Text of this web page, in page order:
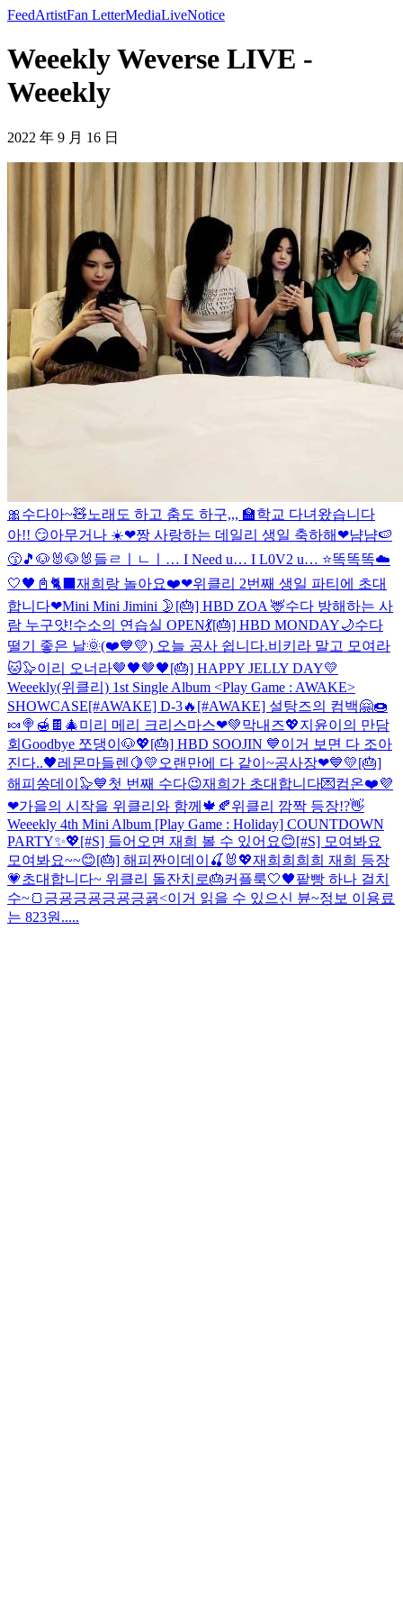
FeedArtistFan LetterMediaLiveNotice
Weeekly Weverse LIVE -
Weeekly
2022 年 9 月 16 日
🎀수다아~🧸노래도 하고 춤도 하구,,, 🏫학교 다녀왔습니다
아!! 😏아무거나 ☀️❤짱 사랑하는 데일리 생일 축하해❤냠냠🍉
😙🎵 🐶🐰🐶🐰 들ㄹㅣㄴㅣ… I Need u… I L0V2 u… ⭐똑똑똑☁️
🤍🖤📓🐈‍⬛ 재희랑 놀아요❤️❤위클리 2번째 생일 파티에 초대
합니다❤Mini Mini Jimini 🌛 [🎂] HBD ZOA 🦌수다 방해하는 사
람 누구얏!수소의 연습실 OPEN💃[🎂] HBD MONDAY🌙수다
떨기 좋은 날🌞(❤️💙💛) 오늘 공사 쉽니다.비키라 말고 모여라
🐱🦭이리 오너라🤎🖤🤎🖤[🎂] HAPPY JELLY DAY💛
Weeekly(위클리) 1st Single Album <Play Game : AWAKE>
SHOWCASE[#AWAKE] D-3🔥 [#AWAKE] 설탕즈의 컴백🤗🍩
🍬🍭🍯🍫 🎄미리 메리 크리스마스❤💚막내즈💖지윤이의 만담
회 Goodbye 쪼댕이🐶💖[🎂] HBD SOOJIN 💙이거 보면 다 조아
진다..🖤레몬마들렌🍋💛 오랜만에 다 같이~공사장❤💙💛[🎂]
해피쏭데이🦭💙첫 번째 수다😉재희가 초대합니다💌컴온❤️💜
❤가을의 시작을 위클리와 함께🍁🍂위클리 깜짝 등장!?👋
Weeekly 4th Mini Album [Play Game : Holiday] COUNTDOWN
PARTY✨💖[#S] 들어오면 재희 볼 수 있어요😊[#S] 모여봐요
모여봐요~~😊[🎂] 해피짠이데이🍒🐰💖재희희희희 재희 등장
💗초대합니다~ 위클리 돌잔치로🎂커플룩🤍🖤팥빵 하나 걸치
수~🍞 긍굥긍굥긍굥긍굙<이거 읽을 수 있으신 뷴~정보 이용료
는 823원.....